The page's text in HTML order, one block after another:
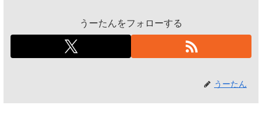
うーたんをフォローする
うーたん